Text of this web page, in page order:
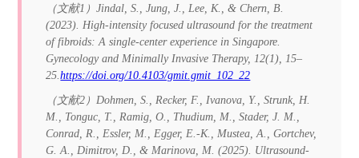
（文献1）Jindal, S., Jung, J., Lee, K., & Chern, B.
(2023). High-intensity focused ultrasound for the treatment
of fibroids: A single-center experience in Singapore.
Gynecology and Minimally Invasive Therapy, 12(1), 15–
25.https://doi.org/10.4103/gmit.gmit_102_22
（文献2）Dohmen, S., Recker, F., Ivanova, Y., Strunk, H.
M., Tonguc, T., Ramig, O., Thudium, M., Stader, J. M.,
Conrad, R., Essler, M., Egger, E.-K., Mustea, A., Gortchev,
G. A., Dimitrov, D., & Marinova, M. (2025). Ultrasound-